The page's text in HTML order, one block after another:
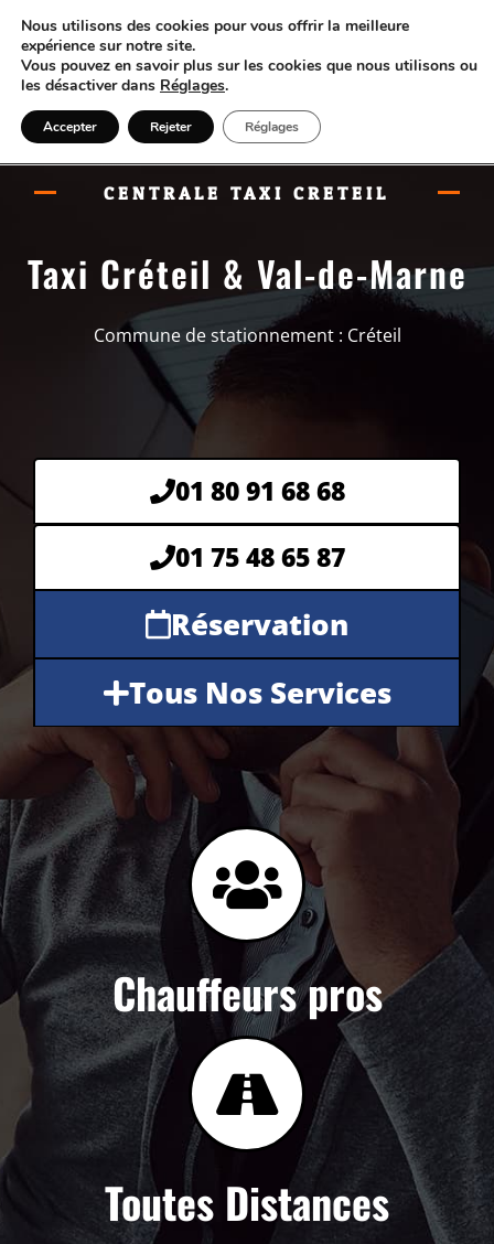
CENTRALE TAXI CRETEIL
Taxi Créteil & Val-de-Marne
Commune de stationnement : Créteil
01 80 91 68 68
01 75 48 65 87
Réservation
Tous Nos Services
Chauffeurs pros
Toutes Distances
Nous utilisons des cookies pour vous offrir la meilleure
expérience sur notre site.
Vous pouvez en savoir plus sur les cookies que nous utilisons ou
les désactiver dans Réglages.
Accepter Rejeter Réglages